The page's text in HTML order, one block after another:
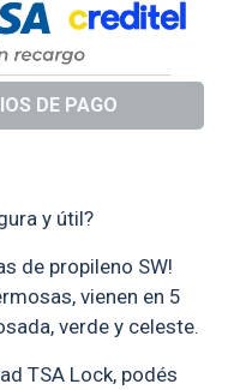
DE PAGO
y útil?
de propileno SW!
vienen en 5
verde y celeste.
TSA Lock, podés